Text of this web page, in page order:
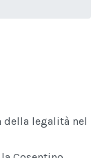
della legalità nel